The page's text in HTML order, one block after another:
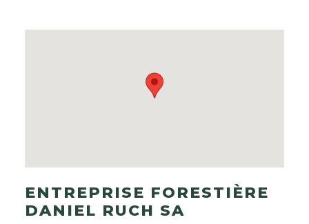
ENTREPRISE FORESTIÈRE
DANIEL RUCH SA